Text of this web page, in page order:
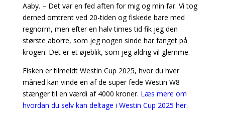
Aaby. – Det var en fed aften for mig og min far. Vi tog
derned omtrent ved 20-tiden og fiskede bare med
regnorm, men efter en halv times tid fik jeg den
største aborre, som jeg nogen sinde har fanget på
krogen. Det er et øjeblik, som jeg aldrig vil glemme.
Fisken er tilmeldt Westin Cup 2025, hvor du hver
måned kan vinde en af de super fede Westin W8
stænger til en værdi af 4000 kroner. Læs mere om
hvordan du selv kan deltage i Westin Cup 2025 her.